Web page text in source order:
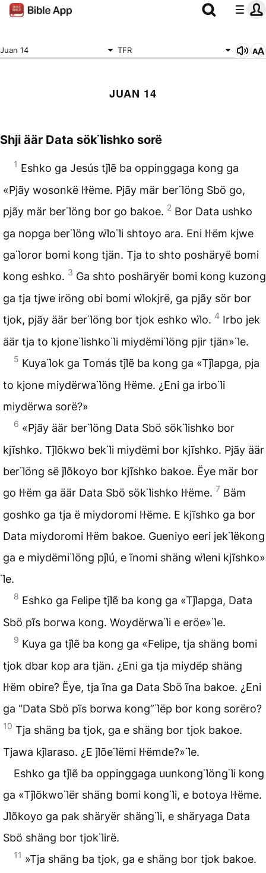
Juan 14 TFR
JUAN 14
Shji äär Data sök l̈ishko sorë
1 Eshko ga Jesús tjl̈ẽ ba oppinggaga kong ga
«Pjãy wosonkë l̇l̇ëme. Pjãy mär ber l̈öng Sbö go,
pjãy mär ber l̈öng bor go bakoe. 2 Bor Data ushko
ga nopga ber l̈öng wl̈o l̈i shtoyo ara. Eni l̇l̇ëm kjwe
ga l̈oror bomi kong tjän. Tja to shto poshäryë bomi
kong eshko. 3 Ga shto poshäryër bomi kong kuzong
ga tja tjwe iröng obi bomi wl̈okjrë, ga pjãy sör bor
tjok, pjãy äär ber l̈öng bor tjok eshko wl̈o. 4 Irbo jek
äär tja to kjone l̈ishko l̈i miydëmi l̈öng pjir tjän» l̈e.
5 Kuya l̈ok ga Tomás tjl̈ẽ ba kong ga «Tjl̈apga, pja
to kjone miydërwa l̈öng l̇l̇ëme. ¿Eni ga irbo l̈i
miydërwa sorë?»
6 «Pjãy äär ber l̈öng Data Sbö sök l̈ishko bor
kjĩshko. Tjl̈õkwo bek l̈i miydëmi bor kjĩshko. Pjãy äär
ber l̈öng së jl̈õkoyo bor kjĩshko bakoe. Ëye mär bor
go l̇l̇ëm ga äär Data Sbö sök l̈ishko l̇l̇ëme. 7 Bäm
goshko ga tja ë miydoromi l̇l̇ëme. E kjĩshko ga bor
Data miydoromi l̇l̇ëm bakoe. Gueniyo eeri jek l̈ëkong
ga e miydëmi l̈öng pjl̈ú, e ĩnomi shäng wl̈eni kjĩshko»
l̈e.
8 Eshko ga Felipe tjl̈ẽ ba kong ga «Tjl̈apga, Data
Sbö pĩs borwa kong. Woydërwa l̈i e eröe» l̈e.
9 Kuya ga tjl̈ẽ ba kong ga «Felipe, tja shäng bomi
tjok dbar kop ara tjän. ¿Eni ga tja miydëp shäng
l̇l̇ëm obire? Ëye, tja ĩna ga Data Sbö ĩna bakoe. ¿Eni
ga “Data Sbö pĩs borwa kong” l̈ëp bor kong sorëro?
10 Tja shäng ba tjok, ga e shäng bor tjok bakoe.
Tjawa kjl̈araso. ¿E jl̈õe l̈ëmi l̇l̇ëmde?» l̈e.
Eshko ga tjl̈ẽ ba oppinggaga uunkong l̈öng l̈i kong
ga «Tjl̈õkwo l̈ër shäng bomi kong l̈i, e botoya l̇l̇ëme.
Jl̈õkoyo ga pak shäryër shäng l̈i, e shäryaga Data
Sbö shäng bor tjok l̈irë.
11 »Tja shäng ba tjok, ga e shäng bor tjok bakoe.